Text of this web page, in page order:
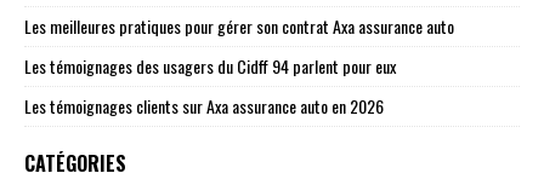
Les meilleures pratiques pour gérer son contrat Axa assurance auto
Les témoignages des usagers du Cidff 94 parlent pour eux
Les témoignages clients sur Axa assurance auto en 2026
CATÉGORIES